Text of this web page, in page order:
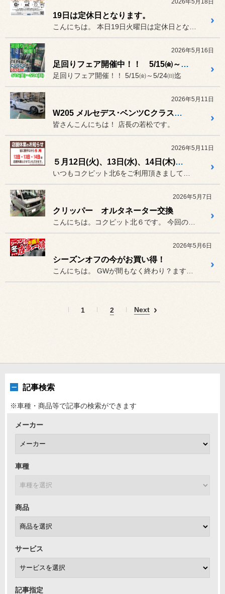
2026年5月18日
19日は定休日となります。
2026年5月16日
足回りフェア開催中！！ 5/15㈮～5/24㈰迄
足回りフェア開催！！ 5/15㈮～5/24㈰迄
2026年5月11日
W205 メルセデス･ベンツCクラス アライメント調整
皆さんこんにちは！ 店長の若松です。
2026年5月11日
５月12日(火)、13日(水)、14日(木)は誠に勝手ながら、お休みさせて頂きます。
2026年5月7日
クリッパー オルタネーター交換
2026年5月6日
シーズンオフの今がお買い得！
1 2 Next
記事検索
※車種・商品等で記事の検索ができます
メーカー
車種
商品
サービス
記事指定